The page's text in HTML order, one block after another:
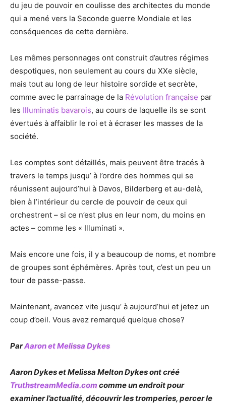
du jeu de pouvoir en coulisse des architectes du monde
qui a mené vers la Seconde guerre Mondiale et les
conséquences de cette dernière.
Les mêmes personnages ont construit d’autres régimes
despotiques, non seulement au cours du XXe siècle,
mais tout au long de leur histoire sordide et secrète,
comme avec le parrainage de la Révolution française par
les Illuminatis bavarois, au cours de laquelle ils se sont
évertués à affaiblir le roi et à écraser les masses de la
société.
Les comptes sont détaillés, mais peuvent être tracés à
travers le temps jusqu’ à l’ordre des hommes qui se
réunissent aujourd’hui à Davos, Bilderberg et au-delà,
bien à l’intérieur du cercle de pouvoir de ceux qui
orchestrent – si ce n’est plus en leur nom, du moins en
actes – comme les « Illuminati ».
Mais encore une fois, il y a beaucoup de noms, et nombre
de groupes sont éphémères. Après tout, c’est un peu un
tour de passe-passe.
Maintenant, avancez vite jusqu’ à aujourd’hui et jetez un
coup d’oeil. Vous avez remarqué quelque chose?
ParAaron et Melissa Dykes
Aaron Dykes et Melissa Melton Dykes ont créé
TruthstreamMedia.com comme un endroit pour
examiner l’actualité, découvrir les tromperies, percer le